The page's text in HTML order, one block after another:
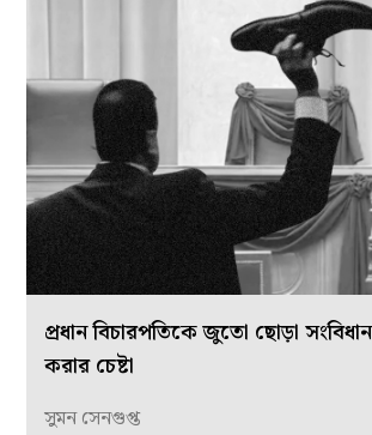
প্রধান বিচারপতিকে জুতো ছোড়া
করার চেষ্টা
সুমন সেনগুপ্ত